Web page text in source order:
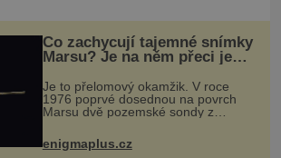
Co zachycují tajemné snímky
Marsu? Je na něm přeci jen
Je to přelomový okamžik. V roce
1976 poprvé dosednou na povrch
Marsu dvě pozemské sondy z
Viking, které jsou schopny pořídit
fotografie záhadami opředené rudé
enigmaplus.cz